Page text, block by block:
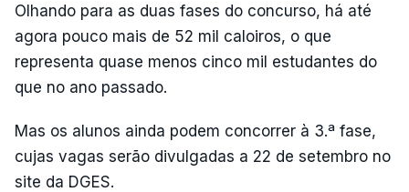
Olhando para as duas fases do concurso, há até
agora pouco mais de 52 mil caloiros, o que
representa quase menos cinco mil estudantes do
que no ano passado.
Mas os alunos ainda podem concorrer à 3.ª fase,
cujas vagas serão divulgadas a 22 de setembro no
site da DGES.